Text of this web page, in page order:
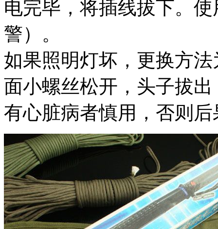
电完毕，将插线拔下。
警）。
如果照明灯坏，更换方
面小螺丝松开，头子拔
有心脏病者慎用，否则后